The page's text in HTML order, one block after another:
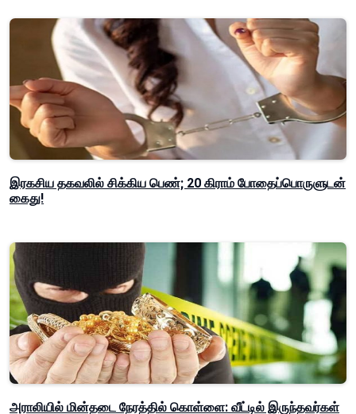
இரகசிய தகவலில் சிக்கிய பெண்; 20 கிராம் போதைப்பொருளுடன்
கைது!
அராலியில் மின்தடை நேரத்தில் கொள்ளை: வீட்டில் இருந்தவர்கள்